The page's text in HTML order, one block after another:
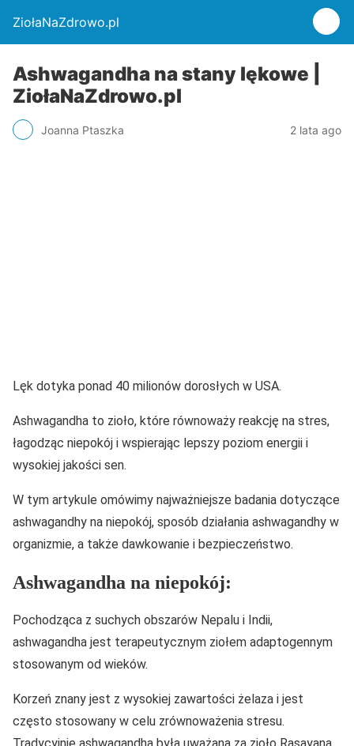
ZiołaNaZdrowo.pl
Ashwagandha na stany lękowe |
ZiołaNaZdrowo.pl
Joanna Ptaszka 2 lata ago
Lęk dotyka ponad 40 milionów dorosłych w USA.
Ashwagandha to zioło, które równoważy reakcję na stres,
łagodząc niepokój i wspierając lepszy poziom energii i
wysokiej jakości sen.
W tym artykule omówimy najważniejsze badania dotyczące
ashwagandhy na niepokój, sposób działania ashwagandhy w
organizmie, a także dawkowanie i bezpieczeństwo.
Ashwagandha na niepokój:
Pochodząca z suchych obszarów Nepalu i Indii,
ashwagandha jest terapeutycznym ziołem adaptogennym
stosowanym od wieków.
Korzeń znany jest z wysokiej zawartości żelaza i jest
często stosowany w celu zrównoważenia stresu.